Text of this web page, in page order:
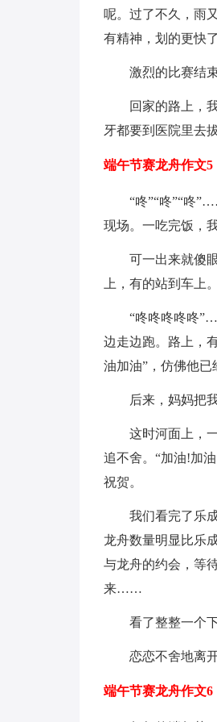
呢。过了不久，雨
有精神，划的更快了
激烈的比赛结
回家的路上，
牙都要到医院里去
端午节赛龙舟作文5
“咚”“咚”“咚
现场。一吃完饭，
可一出来就傻
上，有的站到车上
“咚咚咚咚咚
边走边跑。路上，
油加油”，仿佛他已
后来，妈妈把
这时河面上，
追不舍。“加油!加
祝贺。
我们看完了乐
龙舟数量明显比乐
与龙舟的约会，等
来……
看了整整一个
恋恋不舍地离开
端午节赛龙舟作文6